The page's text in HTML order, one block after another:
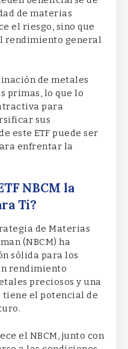
de materias
el riesgo, sino que
rendimiento general
de metales
primas, lo que lo
para
sus
este ETF puede ser
enfrentar la
NBCM la
Ti?
de Materias
(NBCM) ha
sólida para los
rendimiento
preciosos y una
tiene el potencial de
el NBCM, junto con